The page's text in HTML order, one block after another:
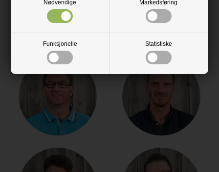
Nødvendige Markedsføring
Funksjonelle Statistiske
montasjeveiledninger til alle de forskjellige kjøkkenbenkeplatene.